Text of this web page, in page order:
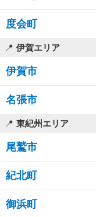
度会町
伊賀エリア
伊賀市
名張市
東紀州エリア
尾鷲市
紀北町
御浜町